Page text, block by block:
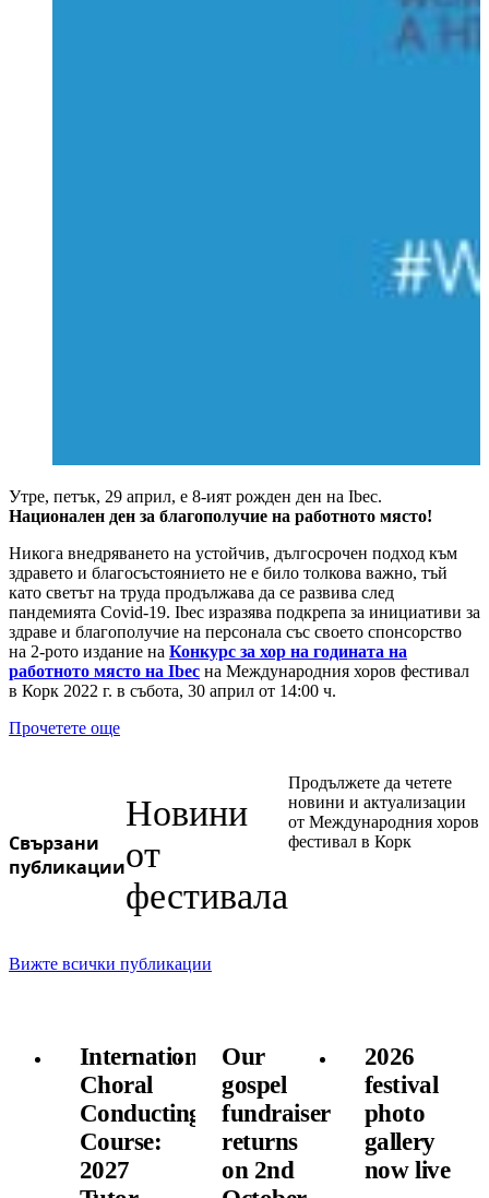
Утре, петък, 29 април, е 8-ият рожден ден на Ibec.
Национален ден за благополучие на работното място!
Никога внедряването на устойчив, дългосрочен подход към
здравето и благосъстоянието не е било толкова важно, тъй
като светът на труда продължава да се развива след
пандемията Covid-19. Ibec изразява подкрепа за инициативи за
здраве и благополучие на персонала със своето спонсорство
на 2-рото издание на Конкурс за хор на годината на
работното място на Ibec на Международния хоров фестивал
в Корк 2022 г. в събота, 30 април от 14:00 ч.
Прочетете още
Свързани
публикации
Новини
от
фестивала
Продължете да четете
новини и актуализации
от Международния хоров
фестивал в Корк
Вижте всички публикации
International
Choral
Conducting
Course:
2027
Our
gospel
fundraiser
returns
on 2nd
2026
festival
photo
gallery
now live